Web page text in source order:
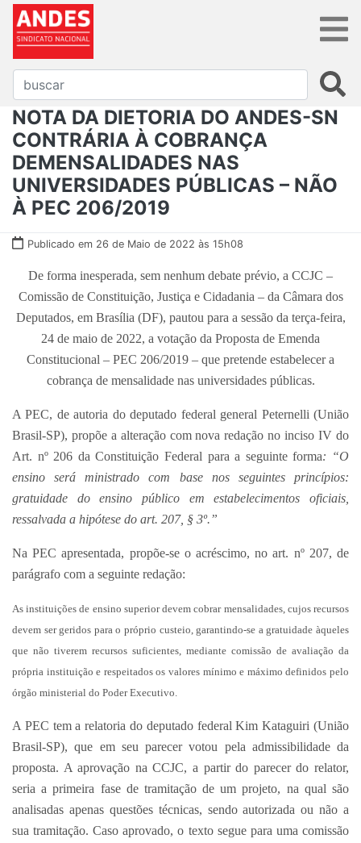
NOTA DA DIETORIA DO ANDES-SN
CONTRÁRIA À COBRANÇA
DEMENSALIDADES NAS
UNIVERSIDADES PÚBLICAS – NÃO
À PEC 206/2019
Publicado em 26 de Maio de 2022 às 15h08
De forma inesperada, sem nenhum debate prévio, a CCJC –
Comissão de Constituição, Justiça e Cidadania – da Câmara dos
Deputados, em Brasília (DF), pautou para a sessão da terça-feira,
24 de maio de 2022, a votação da Proposta de Emenda
Constitucional – PEC 206/2019 – que pretende estabelecer a
cobrança de mensalidade nas universidades públicas.
A PEC, de autoria do deputado federal general Peternelli (União
Brasil-SP), propõe a alteração com nova redação no inciso IV do
Art. nº 206 da Constituição Federal para a seguinte forma: “O
ensino será ministrado com base nos seguintes princípios:
gratuidade do ensino público em estabelecimentos oficiais,
ressalvada a hipótese do art. 207, § 3º.”
Na PEC apresentada, propõe-se o acréscimo, no art. nº 207, de
parágrafo com a seguinte redação:
As instituições de ensino superior devem cobrar mensalidades, cujos recursos
devem ser geridos para o próprio custeio, garantindo-se a gratuidade àqueles
que não tiverem recursos suficientes, mediante comissão de avaliação da
própria instituição e respeitados os valores mínimo e máximo definidos pelo
órgão ministerial do Poder Executivo.
A PEC tem a relatoria do deputado federal Kim Kataguiri (União
Brasil-SP), que em seu parecer votou pela admissibilidade da
proposta. A aprovação na CCJC, a partir do parecer do relator,
seria a primeira fase de tramitação de um projeto, na qual são
analisadas apenas questões técnicas, sendo autorizada ou não a
sua tramitação. Caso aprovado, o texto segue para uma comissão